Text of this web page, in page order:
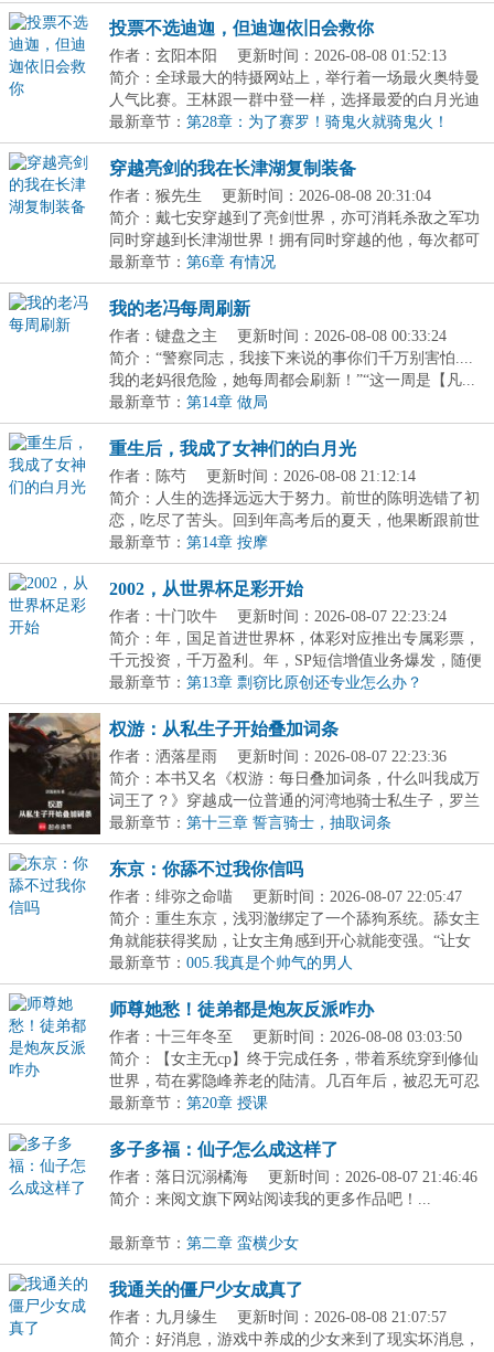
投票不选迪迦，但迪迦依旧会救你
作者：玄阳本阳
更新时间：2026-08-08 01:52:13
简介：全球最大的特摄网站上，举行着一场最火奥特曼
人气比赛。王林跟一群中登一样，选择最爱的白月光迪
迦...
最新章节： 第28章：为了赛罗！骑鬼火就骑鬼火！
穿越亮剑的我在长津湖复制装备
作者：猴先生
更新时间：2026-08-08 20:31:04
简介：戴七安穿越到了亮剑世界，亦可消耗杀敌之军功
同时穿越到长津湖世界！拥有同时穿越的他，每次都可
以...
最新章节： 第6章 有情况
我的老冯每周刷新
作者：键盘之主
更新时间：2026-08-08 00:33:24
简介：“警察同志，我接下来说的事你们千万别害怕....
我的老妈很危险，她每周都会刷新！”“这一周是【凡...
最新章节： 第14章 做局
重生后，我成了女神们的白月光
作者：陈芍
更新时间：2026-08-08 21:12:14
简介：人生的选择远远大于努力。前世的陈明选错了初
恋，吃尽了苦头。回到年高考后的夏天，他果断跟前世
初...
最新章节： 第14章 按摩
2002，从世界杯足彩开始
作者：十门吹牛
更新时间：2026-08-07 22:23:24
简介：年，国足首进世界杯，体彩对应推出专属彩票，
千元投资，千万盈利。年，SP短信增值业务爆发，随便
搞...
最新章节： 第13章 剽窃比原创还专业怎么办？
权游：从私生子开始叠加词条
作者：洒落星雨
更新时间：2026-08-07 22:23:36
简介：本书又名《权游：每日叠加词条，什么叫我成万
词王了？》穿越成一位普通的河湾地骑士私生子，罗兰
·...
最新章节： 第十三章 誓言骑士，抽取词条
东京：你舔不过我你信吗
作者：绯弥之命喵
更新时间：2026-08-07 22:05:47
简介：重生东京，浅羽澈绑定了一个舔狗系统。舔女主
角就能获得奖励，让女主角感到开心就能变强。“让女
孩...
最新章节： 005.我真是个帅气的男人
师尊她愁！徒弟都是炮灰反派咋办
作者：十三年冬至
更新时间：2026-08-08 03:03:50
简介：【女主无cp】终于完成任务，带着系统穿到修仙
世界，苟在雾隐峰养老的陆清。几百年后，被忍无可忍
的...
最新章节： 第20章 授课
多子多福：仙子怎么成这样了
作者：落日沉溺橘海
更新时间：2026-08-07 21:46:46
简介：来阅文旗下网站阅读我的更多作品吧！...
最新章节： 第二章 蛮横少女
我通关的僵尸少女成真了
作者：九月缘生
更新时间：2026-08-08 21:07:57
简介：好消息，游戏中养成的少女来到了现实坏消息，